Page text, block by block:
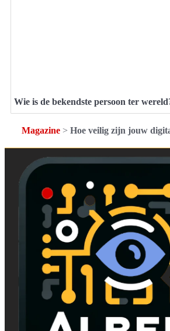
Wie is de bekendste persoon ter
Magazine> Hoe veilig zijn jouw